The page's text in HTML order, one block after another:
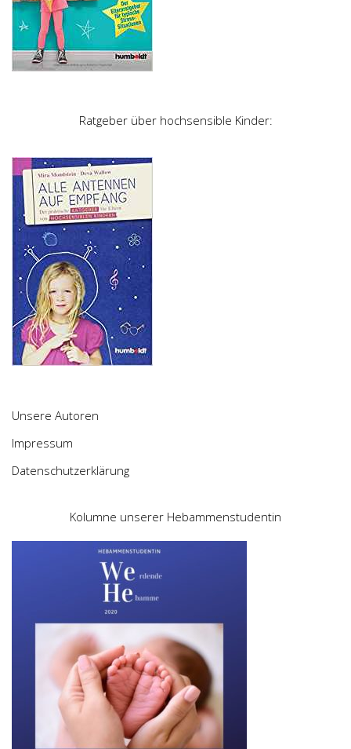
Ratgeber über hochsensible Kinder:
Unsere Autoren
Impressum
Datenschutzerklärung
Kolumne unserer Hebammenstudentin